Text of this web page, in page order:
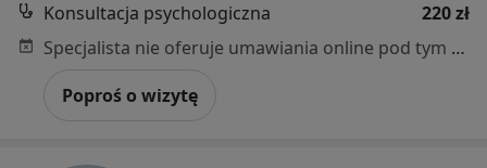
Konsultacja psychologiczna
220 zł
Specjalista nie oferuje umawiania online pod tym adresem.
Poproś o wizytę